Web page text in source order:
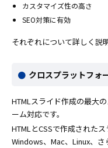
カスタマイズ性の高さ
SEO対策に有効
それぞれについて詳しく説
クロスプラットフォ
HTMLスライド作成の最大
ーム対応です。
HTMLとCSSで作成された
Windows、Mac、Linux、さ